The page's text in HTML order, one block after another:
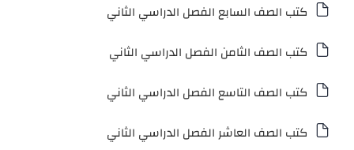
كتب الصف السابع الفصل الدراسي الثاني
كتب الصف الثامن الفصل الدراسي الثاني
كتب الصف التاسع الفصل الدراسي الثاني
كتب الصف العاشر الفصل الدراسي الثاني